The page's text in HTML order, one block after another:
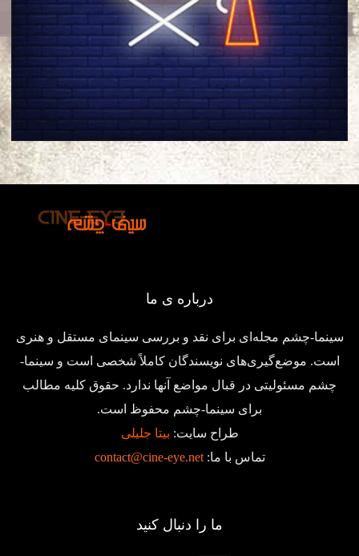
درباره ی ما
سینما-چشم مجله‌ای برای نقد و بررسی سینمای مستقل و هنری
است. موضع‌گیری‌های نویسندگان کاملاً شخصی است و سینما-
چشم مسئولیتی در قبال مواضع آنها ندارد. حقوق کلیه مطالب
برای سینما-چشم محفوظ است.
طراح سایت: بیتا جلیلی
تماس با ما:contact@cine-eye.net
ما را دنبال کنید